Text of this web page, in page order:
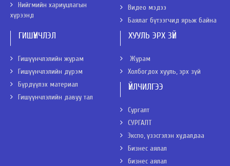
Нийгмийн хариуцлагын
хүрээнд
Видео мэдээ
Баялаг бүтээгчид ярьж байна
ГИШҮҮНЧЛЭЛ
Гишүүнчлэлийн журам
Гишүүнчлэлийн дүрэм
Бүрдүүлэх материал
Гишүүнчлэлийн давуу тал
ХУУЛЬ ЭРХ ЗҮЙ
Журам
Холбогдох хууль, эрх зүй
ҮЙЛЧИЛГЭЭ
Сургалт
СУРГАЛТ
Экспо, үзэсгэлэн худалдаа
Бизнес аялал
бизнес аялал